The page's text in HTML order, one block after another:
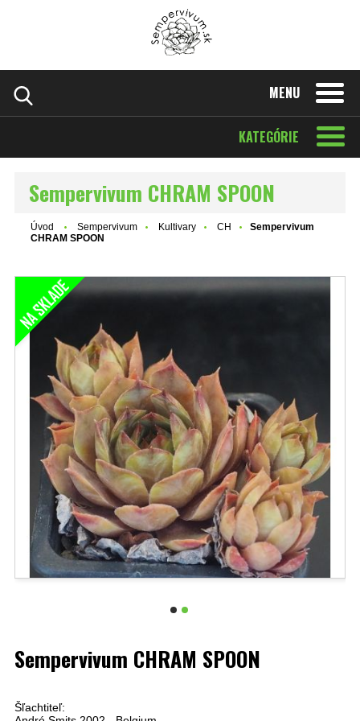
MENU
KATEGÓRIE
Sempervivum CHRAM SPOON
Úvod Sempervivum Kultivary CH
Sempervivum
CHRAM SPOON
Sempervivum CHRAM SPOON
Šľachtiteľ: